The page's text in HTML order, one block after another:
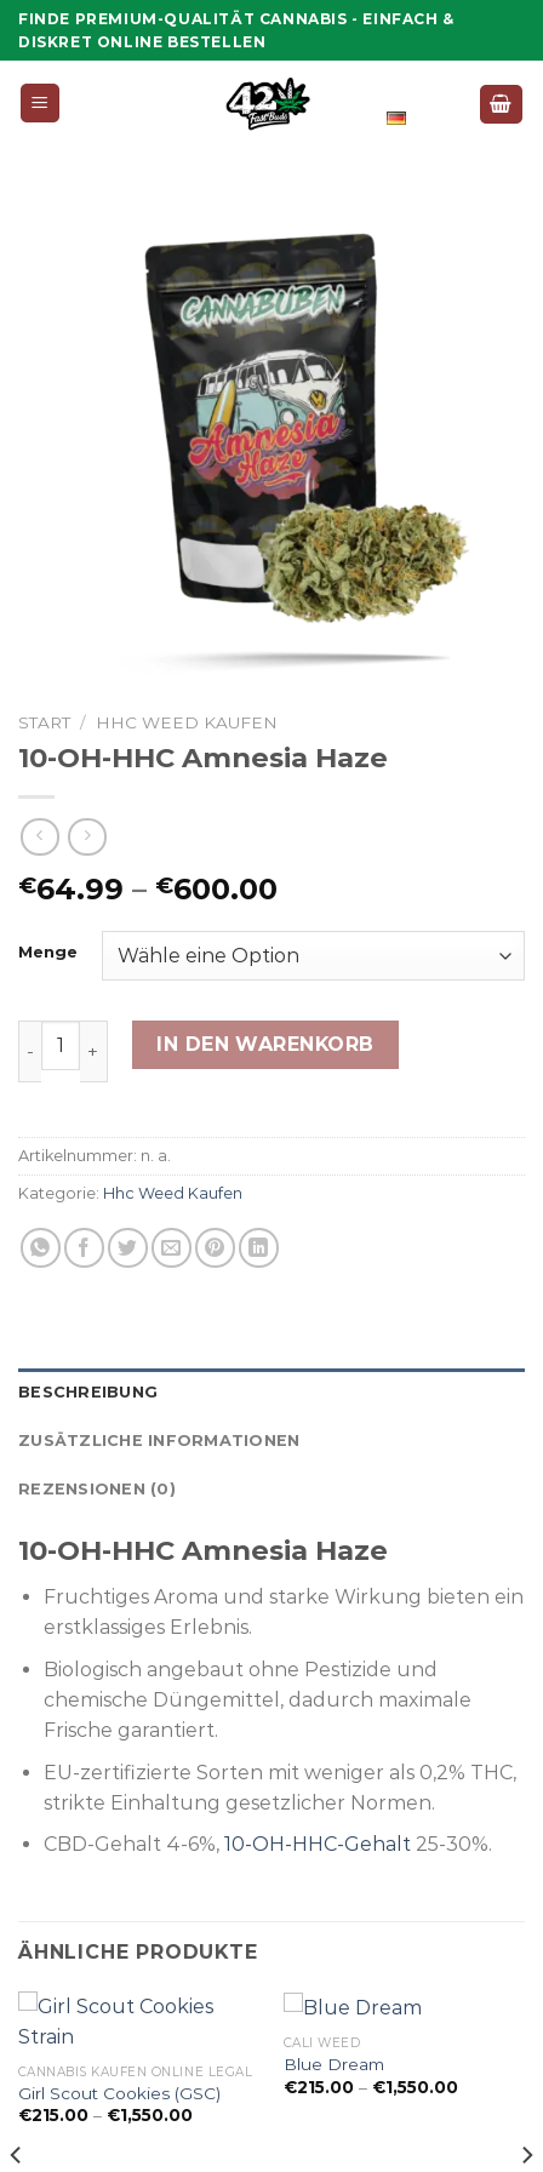
Zum
Inhalt
FINDE PREMIUM-QUALITÄT CANNABIS - EINFACH &
DISKRET ONLINE BESTELLEN
START / HHC WEED KAUFEN
10-OH-HHC Amnesia Haze
€64.99 – €600.00
bis
€600.00
Menge
10-OH-HHC Amnesia Haze Menge
IN DEN WARENKORB
Artikelnummer: n. a.
Kategorie: Hhc Weed Kaufen
BESCHREIBUNG
ZUSÄTZLICHE INFORMATIONEN
REZENSIONEN (0)
10-OH-HHC Amnesia Haze
Fruchtiges Aroma und starke Wirkung bieten ein
erstklassiges Erlebnis.
Biologisch angebaut ohne Pestizide und
chemische Düngemittel, dadurch maximale
Frische garantiert.
EU-zertifizierte Sorten mit weniger als 0,2% THC,
strikte Einhaltung gesetzlicher Normen.
CBD-Gehalt 4-6%, 10-OH-HHC-Gehalt25-30%.
ÄHNLICHE PRODUKTE
CANNABIS KAUFEN ONLINE LEGAL
Girl Scout Cookies (GSC)
€215.00 – €1,550.00Preisspanne:
CALI WEED
Blue Dream
€215.00 – €1,550.00